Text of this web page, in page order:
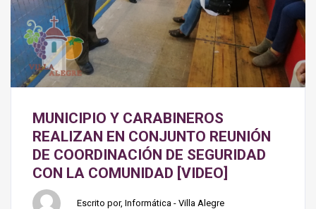
MUNICIPIO Y CARABINEROS
REALIZAN EN CONJUNTO REUNIÓN
DE COORDINACIÓN DE SEGURIDAD
CON LA COMUNIDAD [VIDEO]
Escrito por, Informática - Villa Alegre